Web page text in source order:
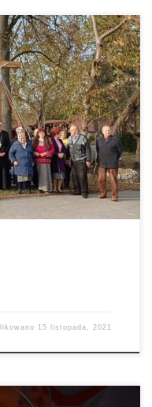
poświęcenie Krzyża w
Budzik wraz z Ks.
odsłoną krzyża, który w
to wspólna praca rodzin
na byka”.
15 listopada, 2021